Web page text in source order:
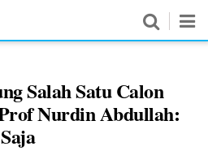
Salah Satu Calon
Nurdin Abdullah: